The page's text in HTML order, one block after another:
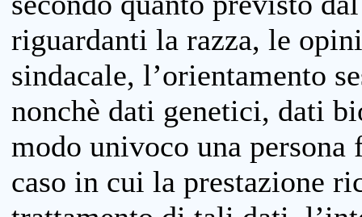
riguardanti la razza, le
sindacale, l’orientamento
nonchè dati genetici, dati
modo univoco una
caso in cui la prestazione